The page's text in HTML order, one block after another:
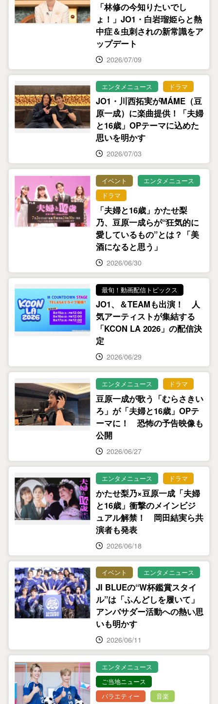
「林修の今知りたいでし
ょ！」JO1・白岩瑠姫らと熱
中症＆虫刺されの新常識をア
ップデート
2026/07/09
エンタメニュース ドラマ
JO1・川西拓実がMÁME（⾖
原一成）に楽曲提供！「夫婦
と16歳」OPテーマに込めた
思いを明かす
2026/07/03
イベント
エンタメニュース
ドラマ
「夫婦と16歳」かたせ梨
乃、豆原一成らが“狂気的に
愛しているもの”とは？「美
酒になると思う」
2026/06/30
最旬！動画配信トピックス
JO1、＆TEAMも出演！ 人
気アーティストが集結する
「KCON LA 2026」の配信決
定
2026/06/29
エンタメニュース ドラマ
豆原一成が歌う「むらさきい
ろ」が「夫婦と16歳」OPテ
ーマに！ 恐怖の予告映像も
公開
2026/06/27
エンタメニュース ドラマ
かたせ梨乃×豆原一成「夫婦
と16歳」衝撃のメインビジ
ュアル解禁！ 岡田結実ら共
演者も発表
2026/06/18
イベント エンタメニュース
JI BLUEの“W杯鑑賞スタイ
ル”は「ふんどしを履いて」
アンバサダー活動への熱い思
いも明かす
2026/06/11
エンタメニュース
ご当地ニュース
バラエティー
音楽